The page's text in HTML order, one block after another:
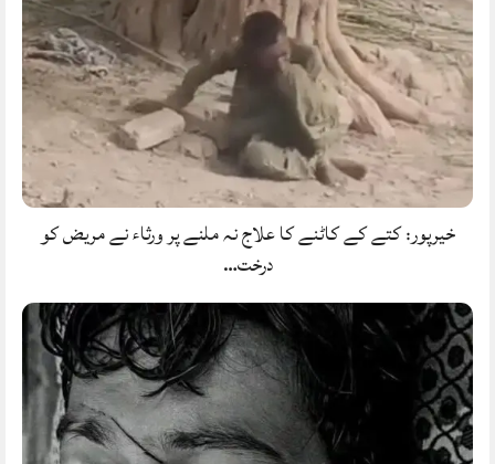
خیرپور: کتے کے کاٹنے کا علاج نہ ملنے پر ورثاء نے مریض کو
درخت…